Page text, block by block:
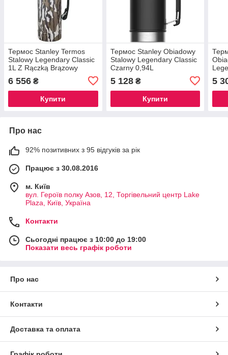
Термос Stanley Termos
Stalowy Legendary Classic
1L Z Rączką Brązowy
6 556 ₴
Купити
Термос Stanley Obiadowy
Stalowy Legendary Classic
Czarny 0,94L
5 128₴
Купити
5
Про нас
92% позитивних з 95 відгуків за рік
Працює з 30.08.2016
м. Київ
вул. Героїв полку Азов, 12, Торгівельний центр Lake
Plaza, Київ, Україна
Контакти
Сьогодні працює з 10:00 до 19:00
Показати весь графік роботи
Про нас
Контакти
Доставка та оплата